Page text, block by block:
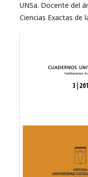
UNSa. Docente del
Ciencias Exactas de